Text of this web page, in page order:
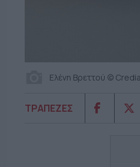
Ελένη Βρεττού ©
ΤΡΑΠΕΖΕΣ